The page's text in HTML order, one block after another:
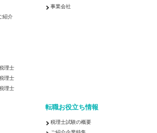
紹介
理士
理士
理士
事業会社
転職お役立ち情報
税理士試験の概要